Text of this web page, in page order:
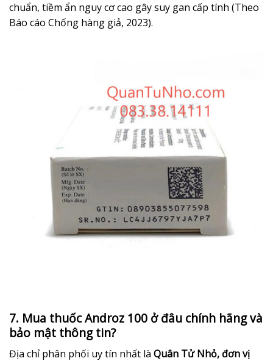
chuẩn, tiềm ẩn nguy cơ cao gây suy gan cấp tính (Theo
Báo cáo Chống hàng giả, 2023).
7. Mua thuốc Androz 100 ở đâu chính hãng và
bảo mật thông tin?
Địa chỉ phân phối uy tín nhất là Quân Tử Nhỏ, đơn vị